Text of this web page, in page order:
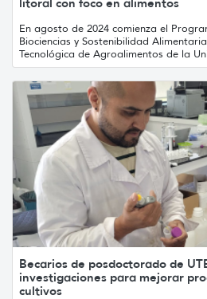
En agosto de 2024 comienza el
Biociencias y Sostenibilidad
Tecnológica de Agroalimentos de la
Becarios de posdoctorado de
investigaciones para mejorar
cultivos